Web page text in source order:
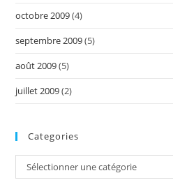
octobre 2009(4)
septembre 2009(5)
août 2009(5)
juillet 2009(2)
Categories
Categories
Sélectionner une catégorie